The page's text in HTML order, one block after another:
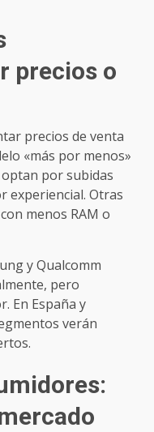
precios o
precios de venta
«más por menos»
por subidas
experiencial. Otras
menos RAM o
y Qualcomm
pero
En España y
verán